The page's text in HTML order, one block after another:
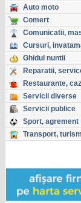
Auto moto
Comert
Comunicatii,
Cursuri,
Ghidul nuntii
Reparatii,
Restaurante,
Servicii diverse
Servicii publice
Sport, agrement
Transport, turism